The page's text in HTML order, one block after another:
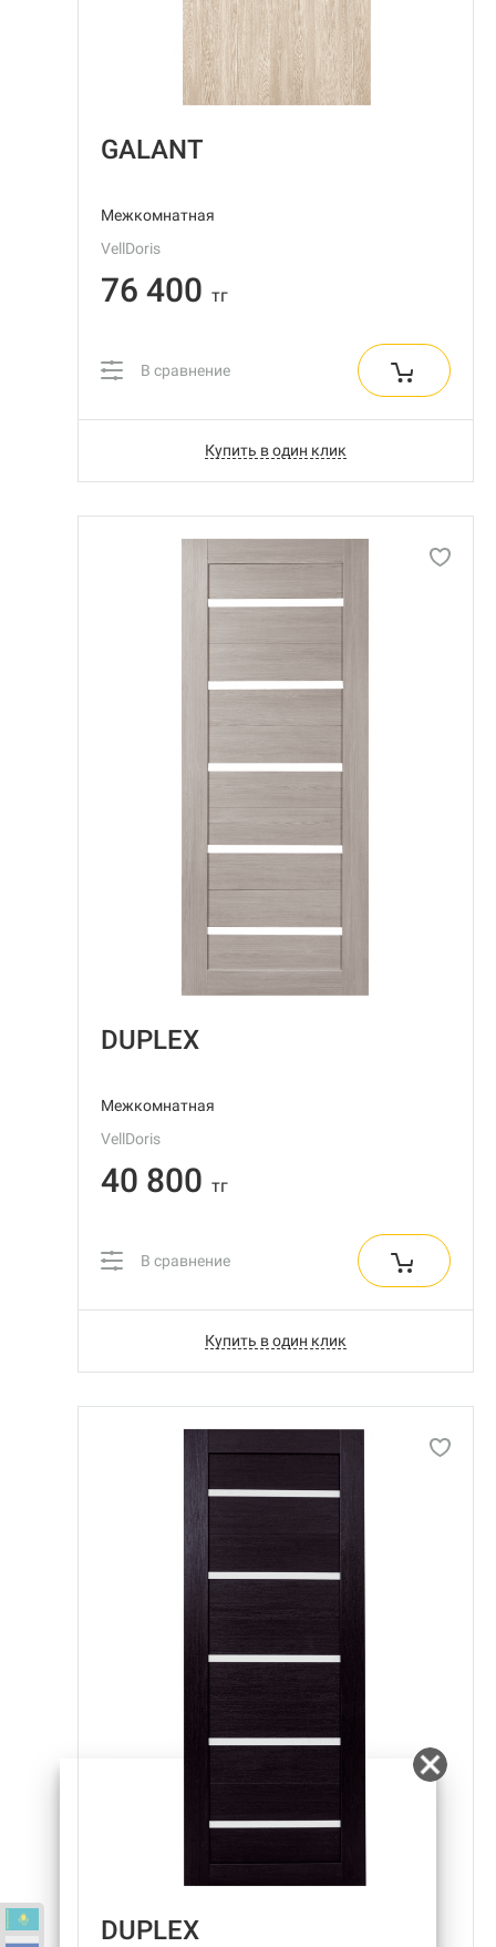
GALANT
Межкомнатная
VellDoris
76 400 тг
В сравнение
Купить в один клик
DUPLEX
Межкомнатная
VellDoris
40 800 тг
В сравнение
Купить в один клик
DUPLEX